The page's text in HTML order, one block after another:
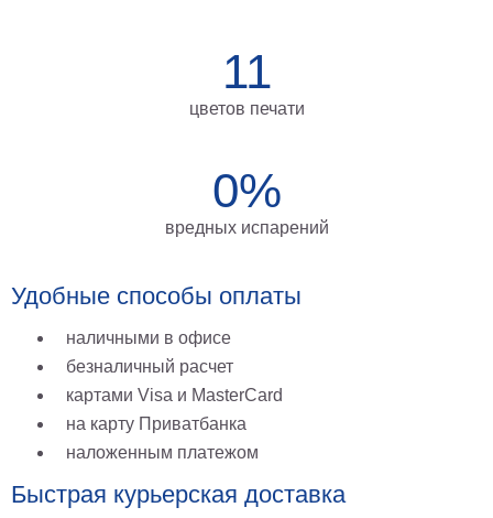
работы
11
цветов печати
0%
вредных испарений
Удобные способы оплаты
наличными в офисе
безналичный расчет
картами Visa и MasterCard
на карту Приватбанка
наложенным платежом
Быстрая курьерская доставка